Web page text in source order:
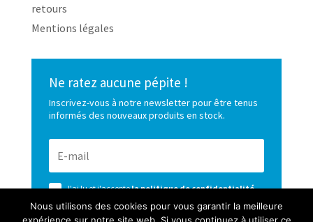
retours
Mentions légales
Ne ratez aucune pépite !
Inscrivez-vous à notre newsletter pour être tenus
informés des nouveaux produits en stock.
J'ai lu et j'acceptela politique de confidentialité
de ce site
Nous utilisons des cookies pour vous garantir la meilleure